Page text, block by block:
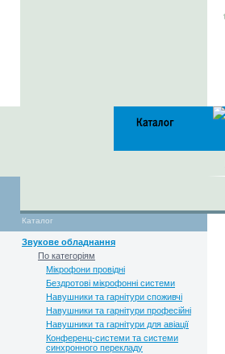
Каталог
Звукове обладнання
По категоріям
Мікрофони провідні
Бездротові мікрофонні системи
Навушники та гарнітури споживчі
Навушники та гарнітури професійні
Навушники та гарнітури для авіації
Конференц-системи та системи
синхронного перекладу